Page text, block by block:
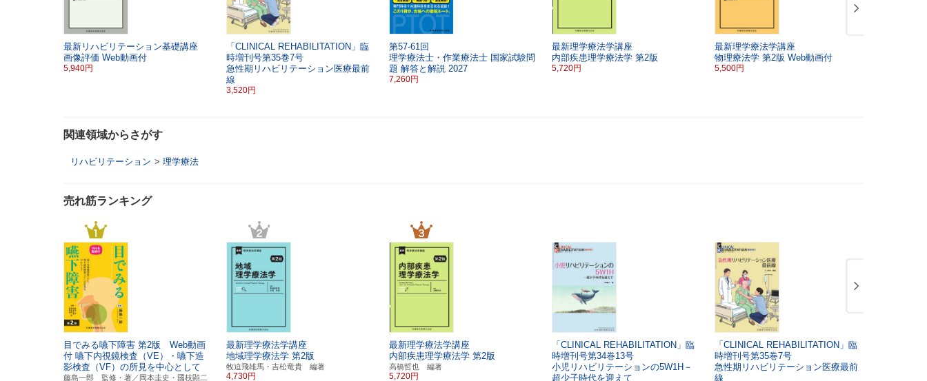
最新リハビリテーション基礎講座
画像評価 Web動画付
5,940円
「CLINICAL REHABILITATION」臨
時増刊号第35巻7号
急性期リハビリテーション医療最前
線
3,520円
第57-61回
理学療法士・作業療法士 国家試験問
題 解答と解説 2027
7,260円
最新理学療法学講座
内部疾患理学療法学 第2版
5,720円
最新理学療法学講座
物理療法学 第2版 Web動画付
5,500円
関連領域からさがす
リハビリテーション > 理学療法
売れ筋ランキング
目でみる嚥下障害 第2版 Web動画
付 嚥下内視鏡検査（VE）・嚥下造
影検査（VF）の所見を中心として
藤島一郎 監修・著／岡本圭史・國枝顕二
最新理学療法学講座
地域理学療法学 第2版
牧迫飛雄馬・吉松竜貴 編著
4,730円
最新理学療法学講座
内部疾患理学療法学 第2版
高橋哲也 編著
5,720円
「CLINICAL REHABILITATION」臨
時増刊号第34巻13号
小児リハビリテーションの5W1H－
超少子時代を迎えて
「CLINICAL REHABILITATION」臨
時増刊号第35巻7号
急性期リハビリテーション医療最前
線